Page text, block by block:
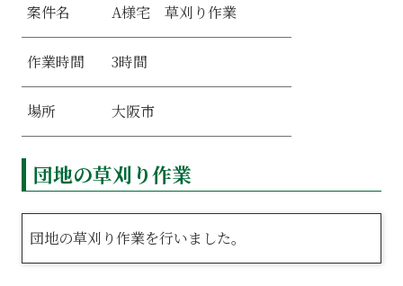
案件名 A様宅 草刈り作業
作業時間 3時間
場所 大阪市
団地の草刈り作業
団地の草刈り作業を行いました。